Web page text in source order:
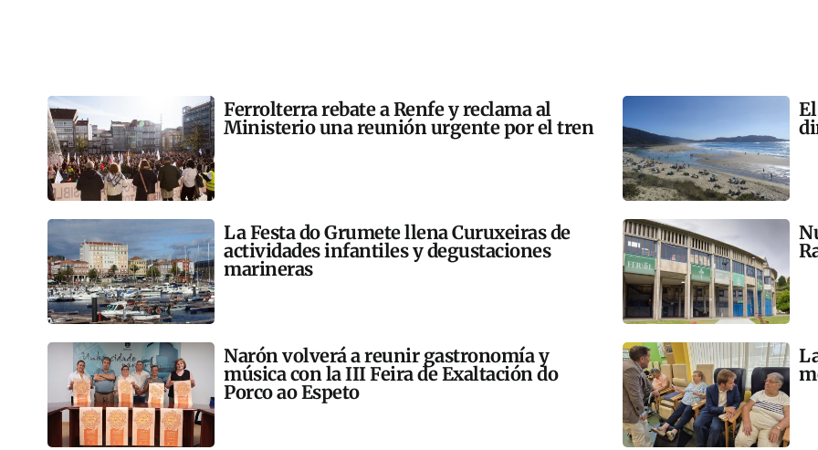
Ferrolterra rebate a Renfe y reclama al
Ministerio una reunión urgente por el tren
La Festa do Grumete llena Curuxeiras de
actividades infantiles y degustaciones
marineras
Narón volverá a reunir gastronomía y
música con la III Feira de Exaltación do
Porco ao Espeto